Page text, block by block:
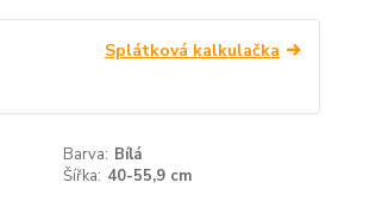
Splátková kalkulačka
Barva: Bílá
Šířka: 40-55,9 cm